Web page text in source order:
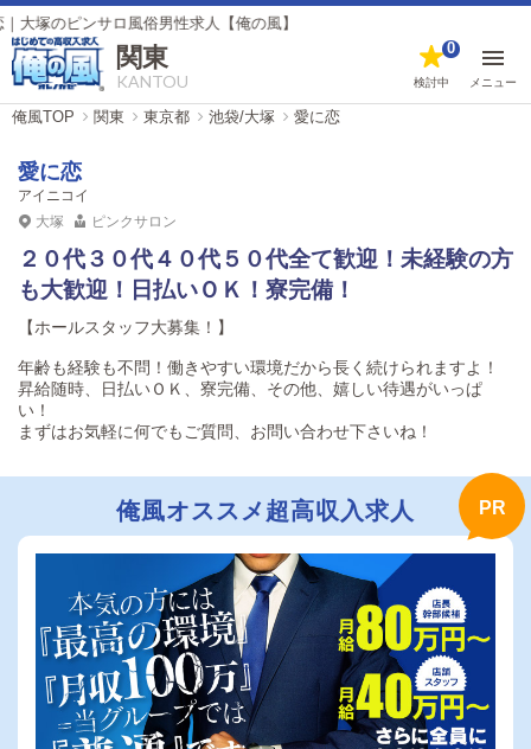
ピンサロ風俗男性求人【俺の風】
関東
KANTOU 検討中
0
メニュー
俺風TOP 関東 東京都 池袋/大塚 愛に恋
愛に恋
アイニコイ
大塚
ピンクサロン
２０代３０代４０代５０代全て歓迎！未経験の方
も大歓迎！日払いＯＫ！寮完備！
【ホールスタッフ大募集！】
年齢も経験も不問！働きやすい環境だから長く続けられますよ！
昇給随時、日払いＯＫ、寮完備、その他、嬉しい待遇がいっぱ
い！
まずはお気軽に何でもご質問、お問い合わせ下さいね！
俺風オススメ超高収入求人